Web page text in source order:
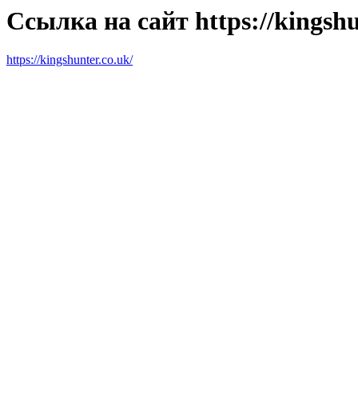
Ссылка на сайт https://
https://kingshunter.co.uk/